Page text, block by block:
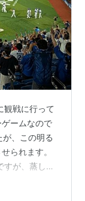
観戦に行って
ームなので
、この明る
られます。
が、蒸し暑
ールドと杏仁